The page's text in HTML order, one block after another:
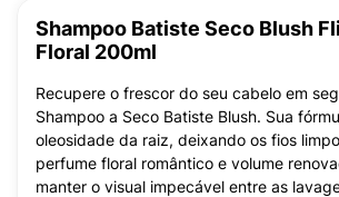
Shampoo Batiste Seco Blush
Floral 200ml
Recupere o frescor do seu cabelo em
Shampoo a Seco Batiste Blush. Sua
oleosidade da raiz, deixando os fios
perfume floral romântico e volume
manter o visual impecável entre as